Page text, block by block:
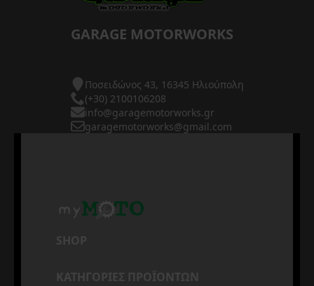
GARAGE MOTORWORKS
Ποσειδώνος 43, 16345 Ηλιούπολη
(+30) 2100106208
info@garagemotorworks.gr
garagemotorworks@gmail.com
SHOP
ΚΑΤΗΓΟΡΙΕΣ ΠΡΟΪΟΝΤΩΝ